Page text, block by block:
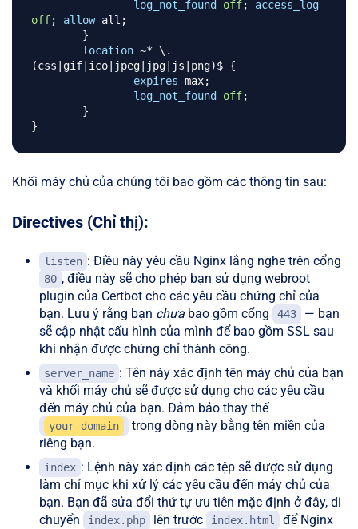
log_not_found off;
access_log
off; allow all ;
}
location ~* \.
(css|gif|ico|jpeg|jpg|js|png)$ {
expires max;
log_not_found
off;
}
}
Khối máy chủ của chúng tôi bao gồm các thông tin sau:
Directives (Chỉ thị):
listen : Điều này yêu cầu Nginx lắng nghe trên cổng
80 , điều này sẽ cho phép bạn sử dụng webroot
plugin của Certbot cho các yêu cầu chứng chỉ của
bạn. Lưu ý rằng bạn chưa bao gồm cổng 443
— bạn
sẽ cập nhật cấu hình của mình để bao gồm SSL sau
khi nhận được chứng chỉ thành công.
server_name : Tên này xác định tên máy chủ của bạn
và khối máy chủ sẽ được sử dụng cho các yêu cầu
đến máy chủ của bạn. Đảm bảo thay thế
your_domain
trong dòng này bằng tên miền của
riêng bạn.
index : Lệnh này xác định các tệp sẽ được sử dụng
làm chỉ mục khi xử lý các yêu cầu đến máy chủ của
bạn. Bạn đã sửa đổi thứ tự ưu tiên mặc định ở đây, di
chuyển
index.php lên trước index.html
để Nginx